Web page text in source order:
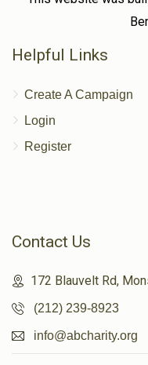
Helpful Links
Create A Campaign
Login
Register
Contact Us
172 Blauvelt Rd,
(212) 239-8923
info@abcharity.org